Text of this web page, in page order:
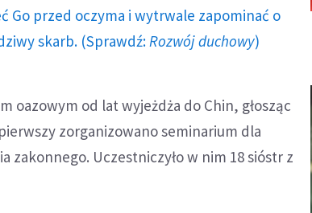
Go przed oczyma i wytrwale zapominać o
skarb. (Sprawdź: Rozwój duchowy)
oazowym od lat wyjeżdża do Chin, głosząc
zorganizowano seminarium dla
zakonnego. Uczestniczyło w nim 18 sióstr z